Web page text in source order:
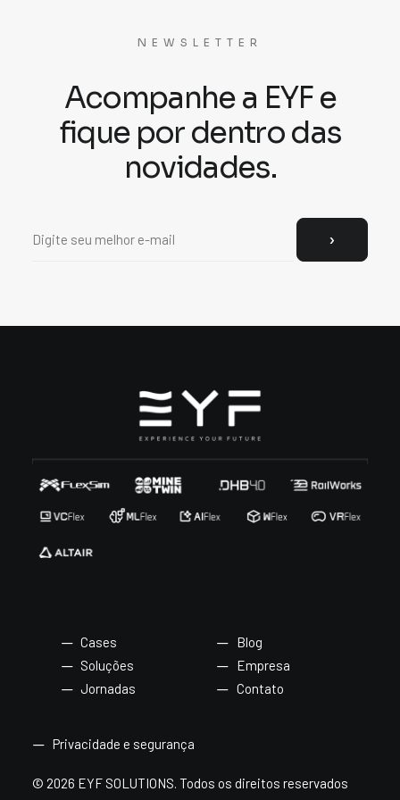
NEWSLETTER
Acompanhe a EYF e
fique por dentro das
novidades.
Cases
Soluções
Jornadas
Blog
Empresa
Contato
Privacidade e segurança
© 2026 EYF SOLUTIONS. Todos os direitos reservados